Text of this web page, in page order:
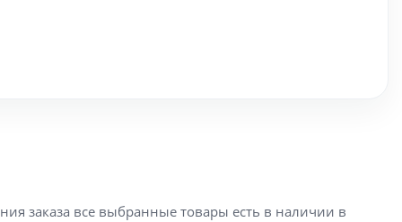
заказа все выбранные товары есть в наличии в